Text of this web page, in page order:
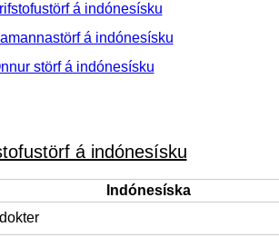
á indónesísku
á indónesísku
störf á indónesísku
á indónesísku
Indónesíska
dokter